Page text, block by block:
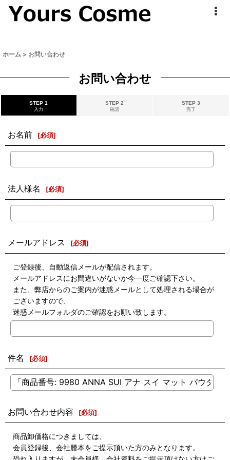
ホーム > お問い合わせ
お問い合わせ
STEP 1
入力
STEP 2
確認
STEP 3
完了
お名前 [必須]
法人様名 [必須]
メールアドレス [必須]
ご登録後、自動返信メールが配信されます。
メールアドレスにお間違いがないか今一度ご確認下さい。
また、弊店からのご案内が迷惑メールとして処理される場合が
ございますので、
迷惑メールフォルダのご確認をお願い致します。
件名 [必須]
お問い合わせ内容 [必須]
商品卸価格につきましては、
会員登録後、会社謄本をご提示頂いた方のみとなります。